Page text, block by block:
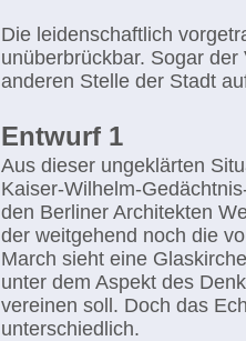
Die leidenschaftlich
unüberbrückbar. Sogar
anderen Stelle der Stadt
Entwurf 1
Aus dieser ungeklärten
Kaiser-Wilhelm-
den Berliner Architekten
der weitgehend noch die
March sieht eine
unter dem Aspekt des
vereinen soll. Doch das
unterschiedlich.